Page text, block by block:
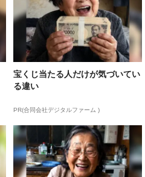
宝くじ当たる人だけが気づいてい
る違い
PR(合同会社デジタルファーム )